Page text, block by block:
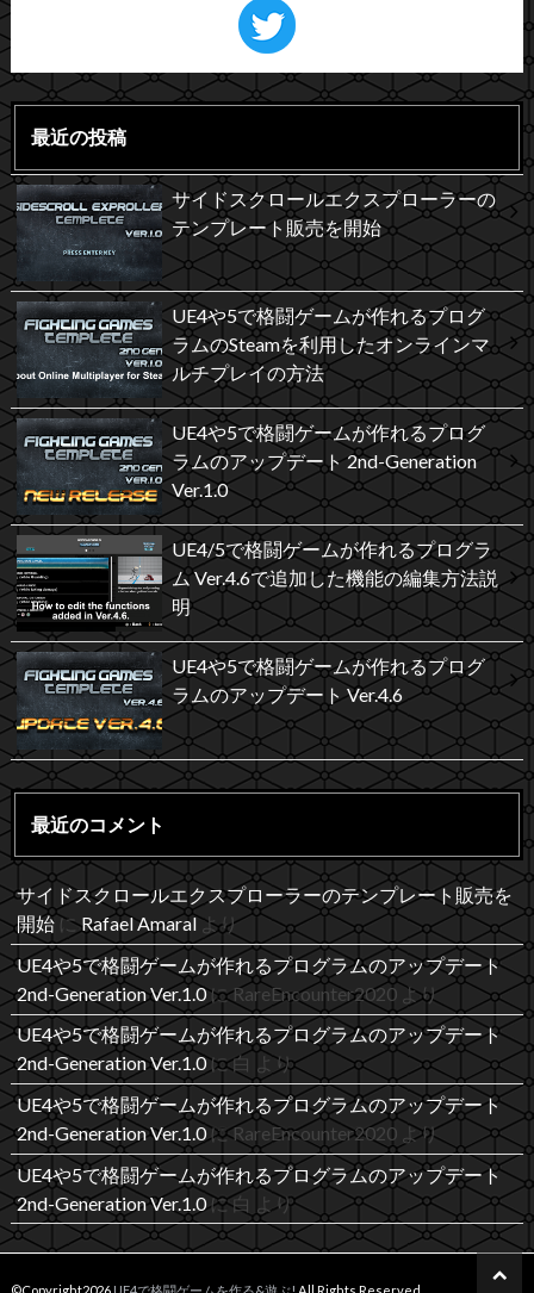
最近の投稿
サイドスクロールエクスプローラーの
テンプレート販売を開始
UE4や5で格闘ゲームが作れるプログ
ラムのSteamを利用したオンラインマ
ルチプレイの方法
UE4や5で格闘ゲームが作れるプログ
ラムのアップデート 2nd-Generation
Ver.1.0
UE4/5で格闘ゲームが作れるプログラ
ム Ver.4.6で追加した機能の編集方法説
明
UE4や5で格闘ゲームが作れるプログ
ラムのアップデート Ver.4.6
最近のコメント
サイドスクロールエクスプローラーのテンプレート販売を
開始にRafael Amaralより
UE4や5で格闘ゲームが作れるプログラムのアップデート
2nd-Generation Ver.1.0にRareEncounter2020より
UE4や5で格闘ゲームが作れるプログラムのアップデート
2nd-Generation Ver.1.0に白 より
UE4や5で格闘ゲームが作れるプログラムのアップデート
2nd-Generation Ver.1.0にRareEncounter2020より
UE4や5で格闘ゲームが作れるプログラムのアップデート
2nd-Generation Ver.1.0に白 より
©Copyright2026 UE4で格闘ゲームを作る&遊ぶ! .All Rights Reserved.